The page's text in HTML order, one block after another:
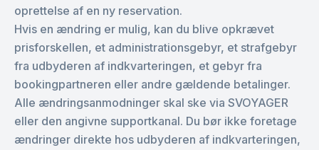
oprettelse af en ny reservation.
Hvis en ændring er mulig, kan du blive opkrævet
prisforskellen, et administrationsgebyr, et strafgebyr
fra udbyderen af indkvarteringen, et gebyr fra
bookingpartneren eller andre gældende betalinger.
Alle ændringsanmodninger skal ske via SVOYAGER
eller den angivne supportkanal. Du bør ikke foretage
ændringer direkte hos udbyderen af indkvarteringen,